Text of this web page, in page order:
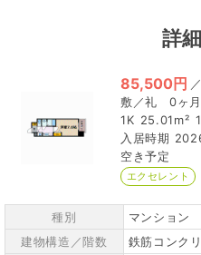
詳
85,500円 ／
0ヶ
1K 25.01m²
空き予定
エクセレント
種別
マンション
建物構造／階数
鉄筋コンク